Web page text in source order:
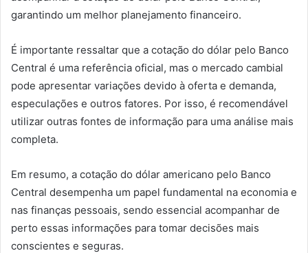
garantindo um melhor planejamento financeiro.
É importante ressaltar que a cotação do dólar pelo Banco
Central é uma referência oficial, mas o mercado cambial
pode apresentar variações devido à oferta e demanda,
especulações e outros fatores. Por isso, é recomendável
utilizar outras fontes de informação para uma análise mais
completa.
Em resumo, a cotação do dólar americano pelo Banco
Central desempenha um papel fundamental na economia e
nas finanças pessoais, sendo essencial acompanhar de
perto essas informações para tomar decisões mais
conscientes e seguras.